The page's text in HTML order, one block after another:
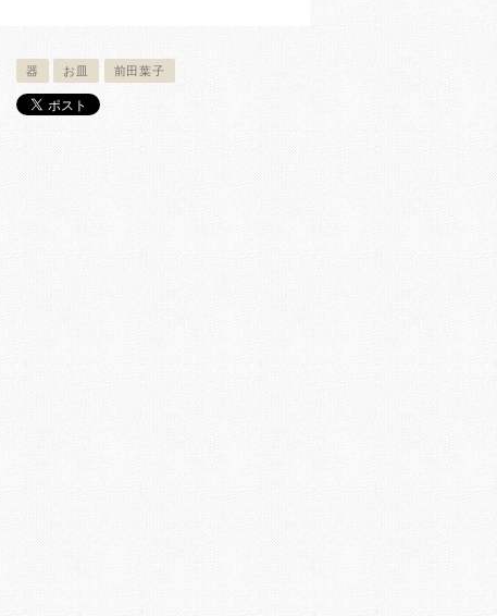
器 お皿 前田葉子